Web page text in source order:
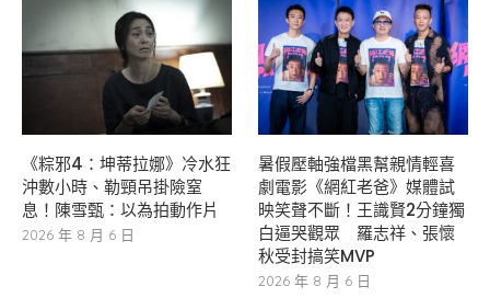
《粽邪4：坤蒂拉娜》冷水狂
沖數小時、勒頸吊掛險窒
息！陳雪甄：以為拍動作片
2026 年 8 月 6 日
暑假壓軸強檔黑幫親情輕喜
劇電影《網紅老爸》媒體試
映笑聲不斷！王識賢2分鐘獨
白逼哭觀眾 羅志祥、張懷
秋受封搞笑MVP
2026 年 8 月 6 日